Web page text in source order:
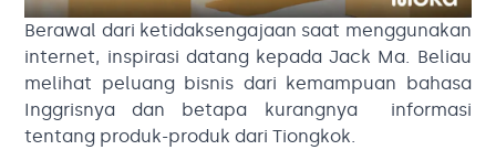
Berawal dari ketidaksengajaan saat menggunakan
internet, inspirasi datang kepada Jack Ma. Beliau
melihat peluang bisnis dari kemampuan bahasa
Inggrisnya dan betapa kurangnya informasi
tentang produk-produk dari Tiongkok.